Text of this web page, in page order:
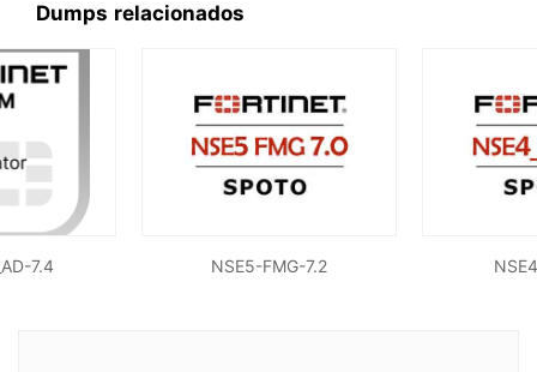
Dumps relacionados
7.4 NSE5-FMG-7.2